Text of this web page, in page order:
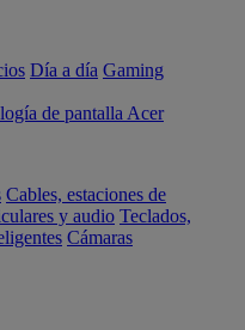
Día a día Gaming
de pantalla Acer
Cables, estaciones de
y audio Teclados,
Cámaras